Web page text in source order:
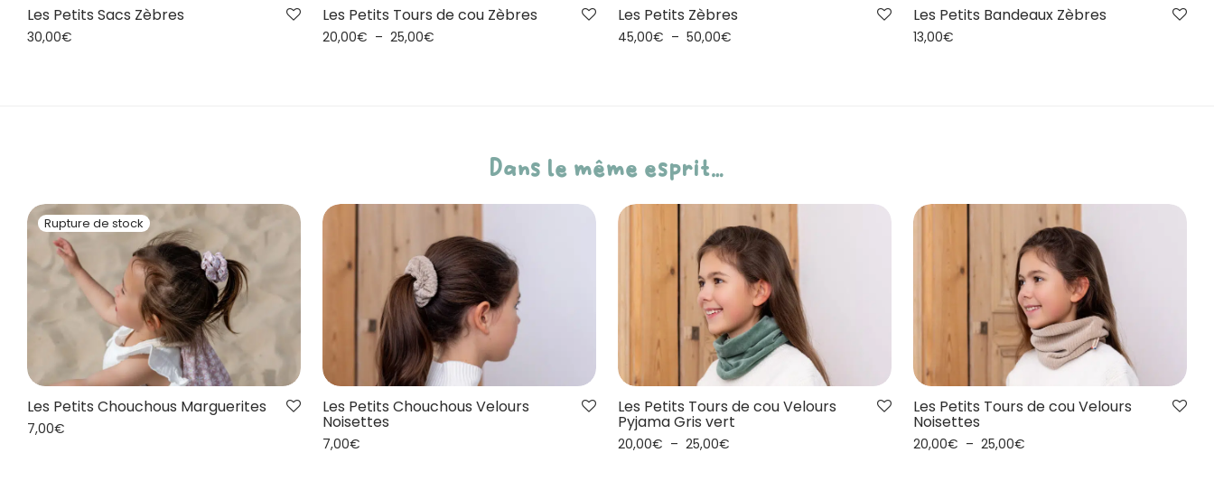
Les Petits Sacs Zèbres
30,00€
Les Petits Tours de cou Zèbres
20,00€ – 25,00€
Les Petits Zèbres
45,00€ – 50,00€
Les Petits Bandeaux Zèbres
13,00€
Dans le même esprit…
Les Petits Chouchous Marguerites
7,00€
Les Petits Chouchous Velours
Noisettes
7,00€
Les Petits Tours de cou Velours
Pyjama Gris vert
20,00€ – 25,00€
Les Petits Tours de cou Velours
Noisettes
20,00€ – 25,00€